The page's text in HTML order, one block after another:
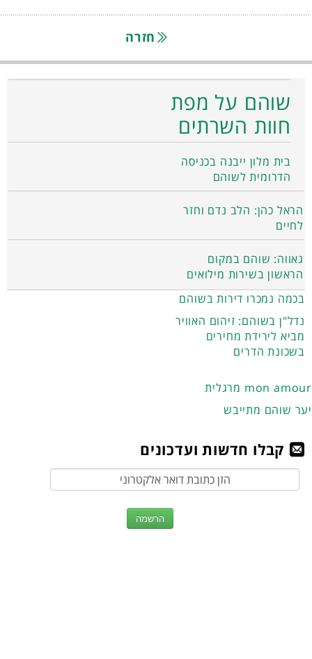
חזרה
שוהם על מפת
חוות השרתים
בית מלון ייבנה בכניסה
הדרומית לשוהם
הראל כהן: הלב נדם וחזר
לחיים
גאווה: שוהם במקום
הראשון בשירות מילואים
בכמה נמכרו דירות בשוהם
נדל"ן בשוהם: זיהום האוויר
מביא לירידת מחירים
בשכונת הדרים
מרגלית mon amour
יער שוהם מתייבש
קבלו חדשות ועדכונים